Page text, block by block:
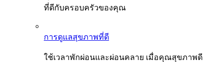
ที่ดีกับครอบครัวของคุณ
การดูแลสุขภาพที่ดี
ใช้เวลาพักผ่อนและผ่อนคลาย เมื่อคุณสุขภาพดี